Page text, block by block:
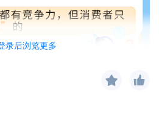
录后浏览更多
效、成本、绩效、转化等挑战，
解决方案